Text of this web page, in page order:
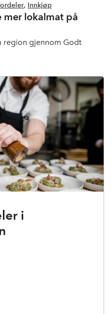
, Innkjøp
mer lokalmat på
region gjennom Godt
i